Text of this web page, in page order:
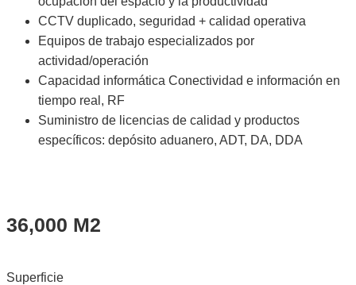
CCTV duplicado, seguridad + calidad operativa
Equipos de trabajo especializados por
actividad/operación
Capacidad informática Conectividad e información en
tiempo real, RF
Suministro de licencias de calidad y productos
específicos: depósito aduanero, ADT, DA, DDA
36,000 M2
Superficie